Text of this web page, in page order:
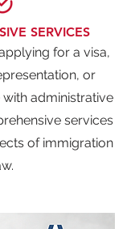
SERVICES
for a visa,
or
administrative
services
of immigration